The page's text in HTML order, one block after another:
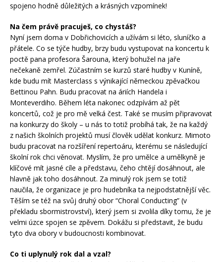
spojeno hodně důležitých a krásných vzpomínek!
Na čem právě pracuješ, co chystáš?
Nyní jsem doma v Dobřichovicích a užívám si léto, sluníčko a
přátele. Co se týče hudby, brzy budu vystupovat na koncertu k
poctě pana profesora Šarouna, který bohužel na jaře
nečekaně zemřel. Zúčastním se kurzů staré hudby v Kuníně,
kde budu mít Masterclass s výnikající německou zpěvačkou
Bettinou Pahn. Budu pracovat na áriích Handela i
Monteverdiho. Během léta nakonec odzpívám až pět
koncertů, což je pro mě velká čest. Také se musím připravovat
na konkurzy do školy – u nás to totiž probíhá tak, že na každý
z našich školních projektů musí člověk udělat konkurz. Mimoto
budu pracovat na rozšíření repertoáru, kterému se následující
školní rok chci věnovat. Myslím, že pro umělce a umělkyně je
klíčové mít jasné cíle a představu, čeho chtějí dosáhnout, ale
hlavně jak toho dosáhnout. Za minulý rok jsem se totiž
naučila, že organizace je pro hudebníka ta nejpodstatnější věc.
Těším se též na svůj druhý obor “Choral Conducting” (v
překladu sbormistrovství), který jsem si zvolila díky tomu, že je
velmi úzce spojen se zpěvem. Dokážu si představit, že budu
tyto dva obory v budoucnosti kombinovat.
Co ti uplynulý rok dal a vzal?